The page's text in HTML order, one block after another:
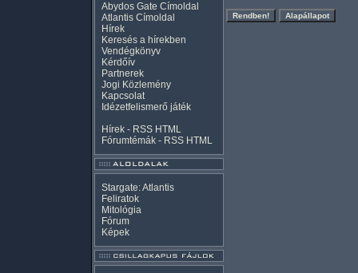
Abydos Gate Címoldal
Atlantis Címoldal
Hírek
Keresés a hírekben
Vendégkönyv
Kérdőív
Partnerek
Jogi Közlemény
Kapcsolat
Idézetfelismerő játék
Hírek - RSS HTML
Fórumtémák - RSS HTML
Stargate: Atlantis
Feliratok
Mitológia
Fórum
Képek